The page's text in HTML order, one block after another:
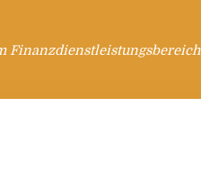
Finanzdienstleistungsbereich